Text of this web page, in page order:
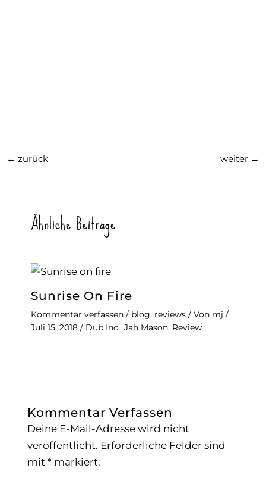
← zurück weiter →
Ähnliche Beiträge
Sunrise On Fire
Kommentar verfassen / blog, reviews/ Von mj /
Juli 15, 2018 / Dub Inc., Jah Mason, Review
Kommentar Verfassen
Deine E-Mail-Adresse wird nicht
veröffentlicht. Erforderliche Felder sind
mit * markiert.